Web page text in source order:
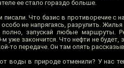
ее стало гораздо больше.
писали. Что базис в противоречие с
не напрягаясь, разрулить.
запускай любые маршруты.
уже закончится. Что нефти не
то передаче. Он там опять
воды в природе отменили? У нас